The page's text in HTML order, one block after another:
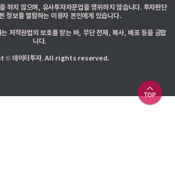
하지 않으며, 유사투자자문업을 영위하지 않습니다. 투자판단
정보를 열람하는 이용자 본인에게 있습니다.
저작권법의 보호를 받는 바, 무단 전재, 복사, 배포 등을 금합
니다.
© 데이터투자. All rights reserved.